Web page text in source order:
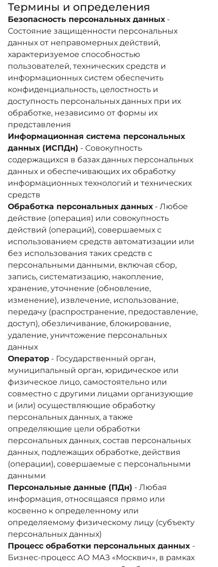
Термины и определения
Безопасность персональных данных-
Состояние защищенности персональных
данных от неправомерных действий,
характеризуемое способностью
пользователей, технических средств и
информационных систем обеспечить
конфиденциальность, целостность и
доступность персональных данных при их
обработке, независимо от формы их
представления
Информационная система персональных
данных (ИСПДн) - Совокупность
содержащихся в базах данных персональных
данных и обеспечивающих их обработку
информационных технологий и технических
средств
Обработка персональных данных- Любое
действие (операция) или совокупность
действий (операций), совершаемых с
использованием средств автоматизации или
без использования таких средств с
персональными данными, включая сбор,
запись, систематизацию, накопление,
хранение, уточнение (обновление,
изменение), извлечение, использование,
передачу (распространение, предоставление,
доступ), обезличивание, блокирование,
удаление, уничтожение персональных
данных
Оператор - Государственный орган,
муниципальный орган, юридическое или
физическое лицо, самостоятельно или
совместно с другими лицами организующие
и (или) осуществляющие обработку
персональных данных, а также
определяющие цели обработки
персональных данных, состав персональных
данных, подлежащих обработке, действия
(операции), совершаемые с персональными
данными
Персональные данные (ПДн) - Любая
информация, относящаяся прямо или
косвенно к определенному или
определяемому физическому лицу (субъекту
персональных данных)
Процесс обработки персональных данных -
Бизнес-процесс АО МАЗ «Москвич», в рамках